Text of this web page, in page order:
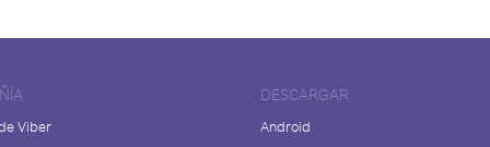
Viber
DESCARGAR
Android